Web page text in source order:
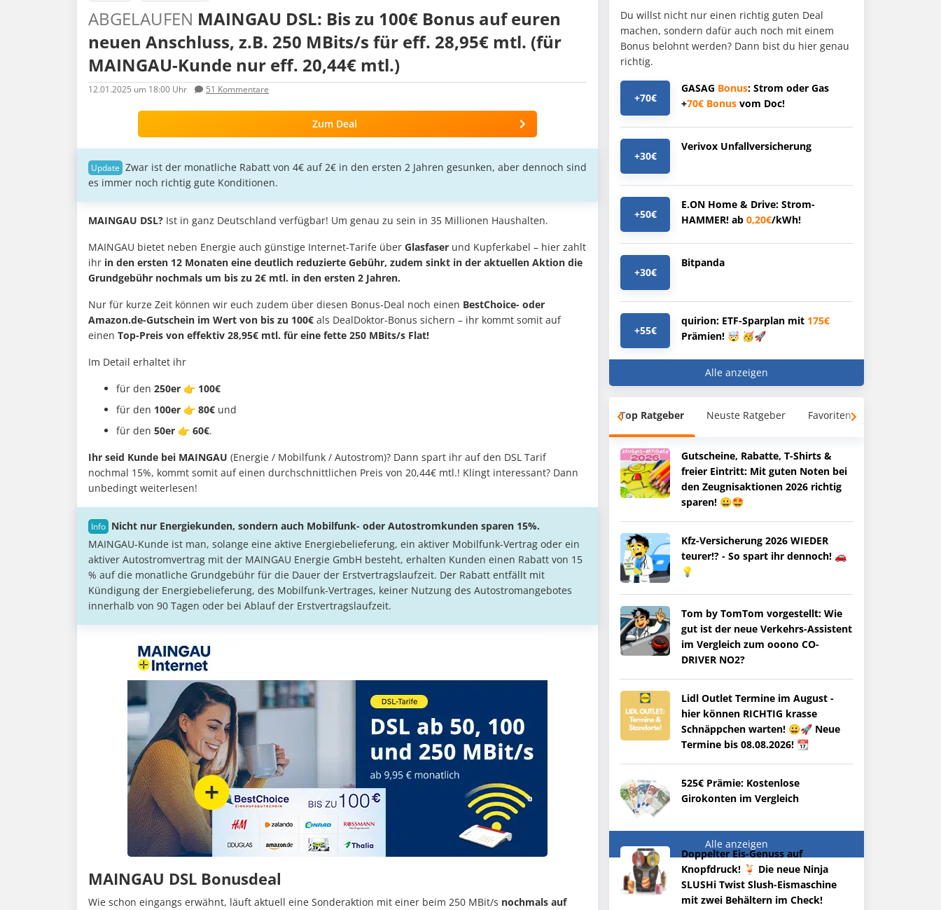
ABGELAUFEN MAINGAU DSL: Bis zu 100€ Bonus auf euren
neuen Anschluss, z.B. 250 MBits/s für eff. 28,95€ mtl. (für
MAINGAU-Kunde nur eff. 20,44€ mtl.)
12.01.2025 um 18:00 Uhr 51 Kommentare
Zum Deal
Zwar ist der monatliche Rabatt von 4€ auf 2€ in den ersten 2 Jahren gesunken, aber dennoch sind
es immer noch richtig gute Konditionen.
MAINGAU DSL? Ist in ganz Deutschland verfügbar! Um genau zu sein in 35 Millionen Haushalten.
MAINGAU bietet neben Energie auch günstige Internet-Tarife über Glasfaser und Kupferkabel – hier zahlt
ihr in den ersten 12 Monaten eine deutlich reduzierte Gebühr, zudem sinkt in der aktuellen Aktion die
Grundgebühr nochmals um bis zu 2€ mtl. in den ersten 2 Jahren.
Nur für kurze Zeit können wir euch zudem über diesen Bonus-Deal noch einen BestChoice- oder
Amazon.de-Gutschein im Wert von bis zu 100€ als DealDoktor-Bonus sichern – ihr kommt somit auf
einen Top-Preis von effektiv 28,95€ mtl. für eine fette 250 MBits/s Flat!
Im Detail erhaltet ihr
für den 250er 👉 100€
für den 100er 👉 80€ und
für den 50er 👉 60€.
Ihr seid Kunde bei MAINGAU (Energie / Mobilfunk / Autostrom)? Dann spart ihr auf den DSL Tarif
nochmal 15%, kommt somit auf einen durchschnittlichen Preis von 20,44€ mtl.! Klingt interessant? Dann
unbedingt weiterlesen!
Nicht nur Energiekunden, sondern auch Mobilfunk- oder Autostromkunden sparen 15%.
MAINGAU-Kunde ist man, solange eine aktive Energiebelieferung, ein aktiver Mobilfunk-Vertrag oder ein
aktiver Autostromvertrag mit der MAINGAU Energie GmbH besteht, erhalten Kunden einen Rabatt von 15
% auf die monatliche Grundgebühr für die Dauer der Erstvertragslaufzeit. Der Rabatt entfällt mit
Kündigung der Energiebelieferung, des Mobilfunk-Vertrages, keiner Nutzung des Autostromangebotes
innerhalb von 90 Tagen oder bei Ablauf der Erstvertragslaufzeit.
MAINGAU DSL Bonusdeal
Wie schon eingangs erwähnt, läuft aktuell eine Sonderaktion mit einer beim 250 MBit/s nochmals auf
Du willst nicht nur einen richtig guten Deal
machen, sondern dafür auch noch mit einem
Bonus belohnt werden? Dann bist du hier genau
richtig.
+70€
GASAG Bonus: Strom oder Gas
+70€ Bonus vom Doc!
+30€
Verivox Unfallversicherung
+50€
E.ON Home & Drive: Strom-
HAMMER! ab 0,20€/kWh!
+30€
Bitpanda
+55€
quirion: ETF-Sparplan mit 175€
Prämien! 🤯 🥳🚀
Alle anzeigen
Top Ratgeber Neuste Ratgeber Favoriten
Gutscheine, Rabatte, T-Shirts &
freier Eintritt: Mit guten Noten bei
den Zeugnisaktionen 2026 richtig
sparen! 😀🤩
Kfz-Versicherung 2026 WIEDER
teurer!? - So spart ihr dennoch! 🚗
💡
Tom by TomTom vorgestellt: Wie
gut ist der neue Verkehrs-Assistent
im Vergleich zum ooono CO-
DRIVER NO2?
Lidl Outlet Termine im August -
hier können RICHTIG krasse
Schnäppchen warten! 😀🚀 Neue
Termine bis 08.08.2026! 📆
525€ Prämie: Kostenlose
Girokonten im Vergleich
Alle anzeigen
Doppelter Eis-Genuss auf
Knopfdruck! 🍹 Die neue Ninja
SLUSHi Twist Slush-Eismaschine
mit zwei Behältern im Check!